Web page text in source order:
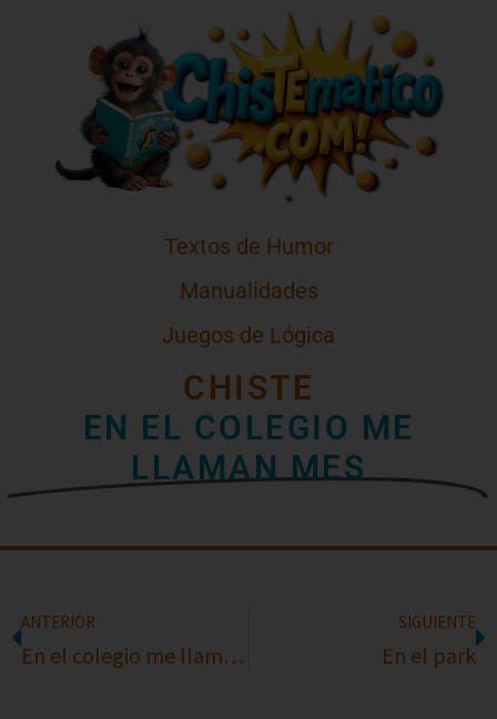
Textos de Humor
Manualidades
Juegos de Lógica
CHISTE
EN EL COLEGIO ME
LLAMAN MES
ANTERIOR
En el colegio me llaman mafioso
SIGUIENTE
En el park